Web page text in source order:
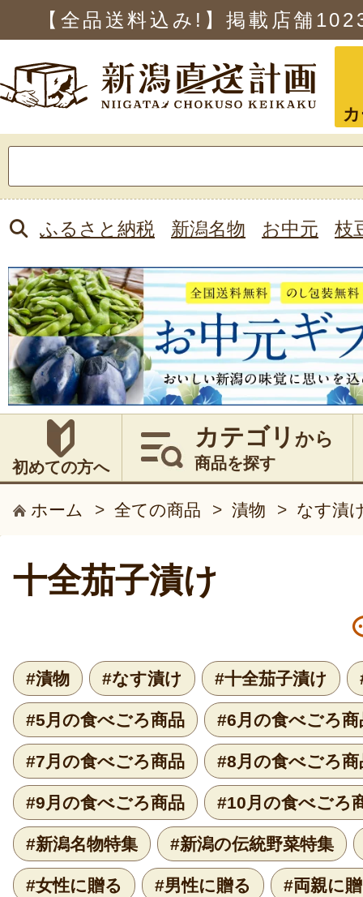
【全品送料込み!】掲載店舗
索:
ふるさと納税 新潟名物 お中元 枝
初めての方へ
カテゴリ から
商品を探す
ホーム > 全ての商品 > 漬物 > なす漬
十全茄子漬け
#漬物 #なす漬け #十全茄子漬け
#5月の食べごろ商品 #6月の食べごろ商
#7月の食べごろ商品 #8月の食べごろ商
#9月の食べごろ商品 #10月の食べごろ
#新潟名物特集 #新潟の伝統野菜特集
#女性に贈る #男性に贈る #両親に